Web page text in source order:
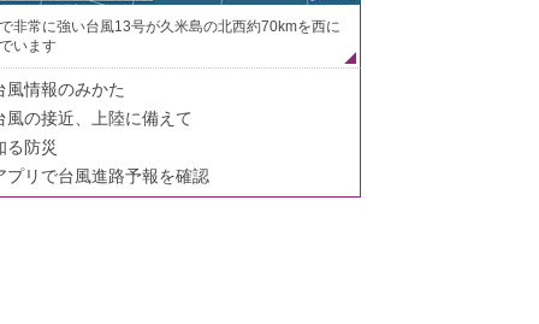
非常に強い台風13号が久米島の北西約70kmを西に
います
風情報のみかた
風の接近、上陸に備えて
る防災
プリで台風進路予報を確認